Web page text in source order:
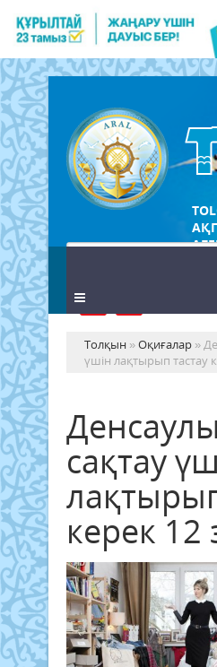
Толқын »Оқиғалар »
үшін лақтырып тастау
сақтау
керек 12